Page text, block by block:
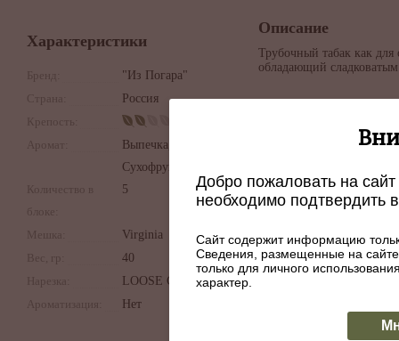
Характеристики
Бренд:
"Из Погара"
Страна:
Россия
Крепость:
Аромат:
Выпечка,
Сухофрукты
Количество в
блоке:
5
Мешка:
Virginia
Вес, гр:
40
Нарезка:
LOOSE CUT
Ароматизация:
Нет
Описание
Трубочный табак как для
обладающий
Добро пожаловать на
необходимо подтвердить
Сайт содержит информацию
Сведения, размещенные на
только для личного
характер.